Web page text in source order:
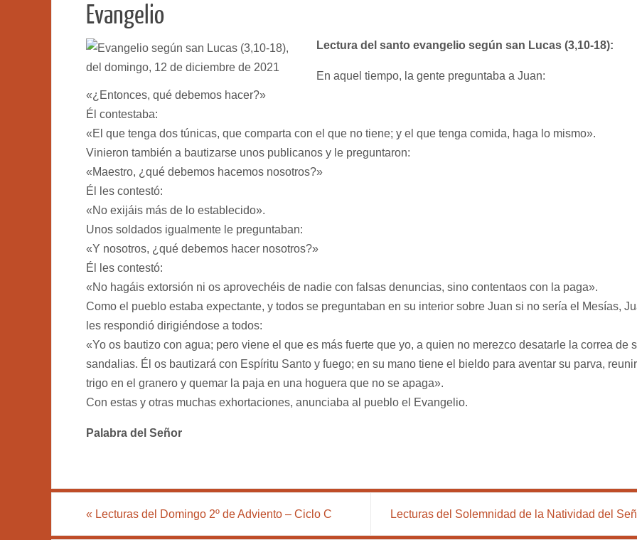
Evangelio
Lectura del santo evangelio según san Lucas (3,10-18):
En aquel tiempo, la gente preguntaba a Juan:
«¿Entonces, qué debemos hacer?»
Él contestaba:
«El que tenga dos túnicas, que comparta con el que no tiene; y el que tenga comida, haga lo mismo».
Vinieron también a bautizarse unos publicanos y le preguntaron:
«Maestro, ¿qué debemos hacemos nosotros?»
Él les contestó:
«No exijáis más de lo establecido».
Unos soldados igualmente le preguntaban:
«Y nosotros, ¿qué debemos hacer nosotros?»
Él les contestó:
«No hagáis extorsión ni os aprovechéis de nadie con falsas denuncias, sino contentaos con la paga».
Como el pueblo estaba expectante, y todos se preguntaban en su interior sobre Juan si no sería el Mesías,
les respondió dirigiéndose a todos:
«Yo os bautizo con agua; pero viene el que es más fuerte que yo, a quien no merezco desatarle la correa de
sandalias. Él os bautizará con Espíritu Santo y fuego; en su mano tiene el bieldo para aventar su parva,
trigo en el granero y quemar la paja en una hoguera que no se apaga».
Con estas y otras muchas exhortaciones, anunciaba al pueblo el Evangelio.
Palabra del Señor
« Lecturas del Domingo 2º de Adviento – Ciclo C Lecturas del Solemnidad de la Natividad del